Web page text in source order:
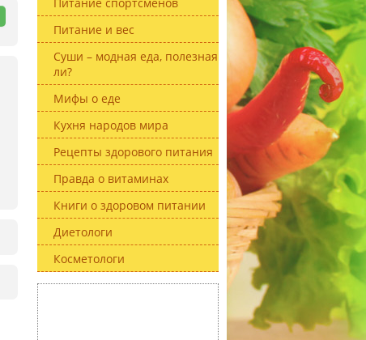
Питание спортсменов
Питание и вес
Суши – модная еда, полезная
ли?
Мифы о еде
Кухня народов мира
Рецепты здорового питания
Правда о витаминах
Книги о здоровом питании
Диетологи
Косметологи